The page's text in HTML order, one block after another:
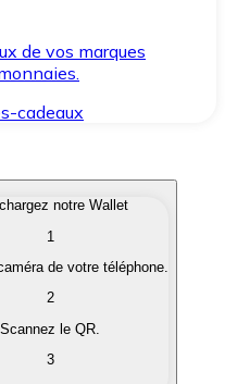
de vos marques
cadeaux
qui vous intéressent
en monnaie
notre Wallet
1
de votre téléphone.
2
Scannez le QR.
3